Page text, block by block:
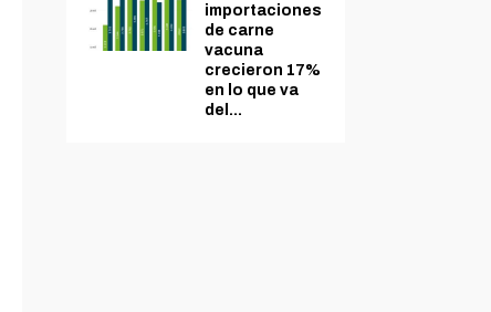
importaciones
de carne
vacuna
crecieron 17%
en lo que va
del...